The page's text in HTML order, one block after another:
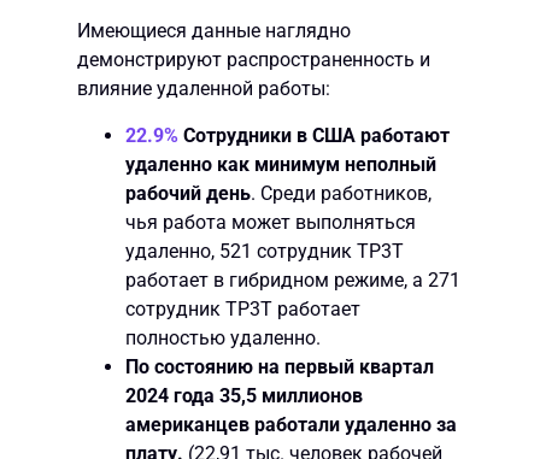
Имеющиеся данные наглядно
демонстрируют распространенность и
влияние удаленной работы:
22.9% Сотрудники в США работают
удаленно как минимум неполный
рабочий день. Среди работников,
чья работа может выполняться
удаленно, 521 сотрудник TP3T
работает в гибридном режиме, а 271
сотрудник TP3T работает
полностью удаленно.
По состоянию на первый квартал
2024 года 35,5 миллионов
американцев работали удаленно за
плату. (22,91 тыс. человек рабочей